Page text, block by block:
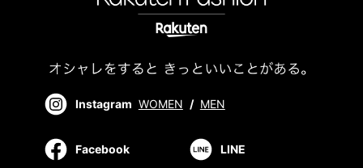
Instagram WOMEN / MEN
Facebook LINE